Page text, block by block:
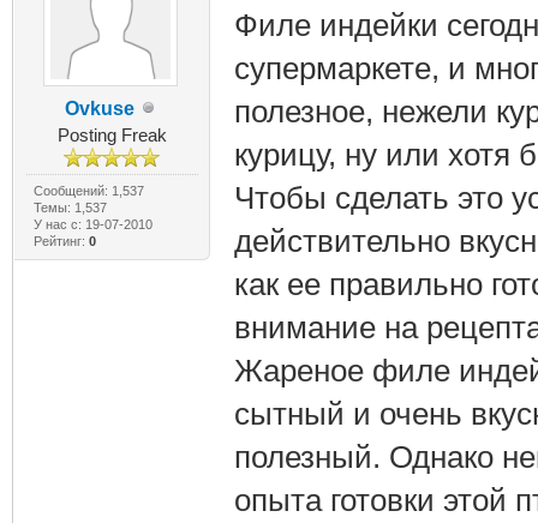
Ovkuse
Posting Freak
Сообщений: 1,537
Темы: 1,537
У нас с: 19-07-2010
Рейтинг: 0
Филе индейки
супермаркете, и
полезное, нежели
курицу, ну или хотя
Чтобы сделать это
действительно
как ее правильно
внимание на
Жареное филе
сытный и очень
полезный. Однако
опыта готовки